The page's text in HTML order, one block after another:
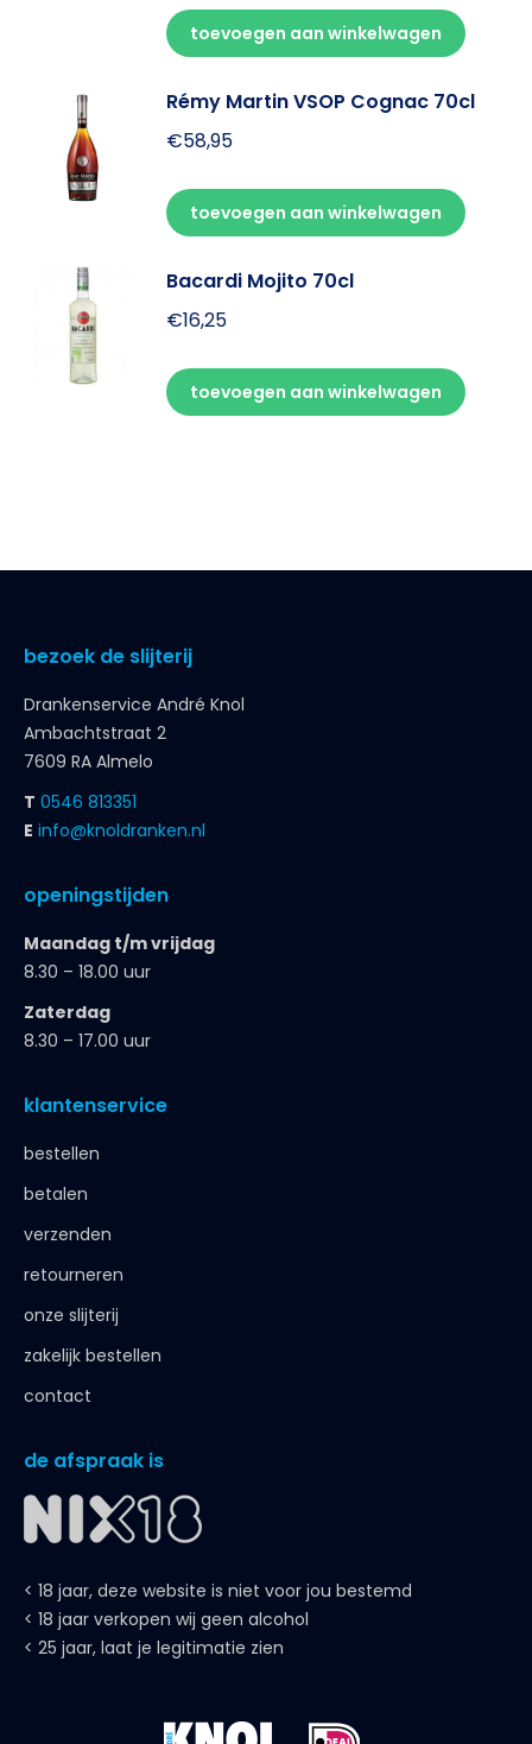
toevoegen aan winkelwagen
Rémy Martin VSOP Cognac 70cl
€58,95
toevoegen aan winkelwagen
Bacardi Mojito 70cl
€16,25
toevoegen aan winkelwagen
bezoek de slijterij
Drankenservice André Knol
Ambachtstraat 2
7609 RA Almelo
T 0546 813351
E info@knoldranken.nl
openingstijden
Maandag t/m vrijdag
8.30 – 18.00 uur
Zaterdag
8.30 – 17.00 uur
klantenservice
bestellen
betalen
verzenden
retourneren
onze slijterij
zakelijk bestellen
contact
de afspraak is
< 18 jaar, deze website is niet voor jou bestemd
< 18 jaar verkopen wij geen alcohol
< 25 jaar, laat je legitimatie zien